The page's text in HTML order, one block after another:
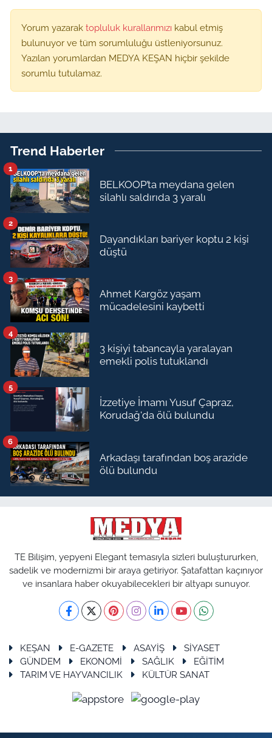
Yorum yazarak topluluk kurallarımızı kabul etmiş
bulunuyor ve tüm sorumluluğu üstleniyorsunuz.
Yazılan yorumlardan MEDYA KEŞAN hiçbir şekilde
sorumlu tutulamaz.
Trend Haberler
BELKOOP’ta meydana gelen
silahlı saldırıda 3 yaralı
1
Dayandıkları bariyer koptu 2 kişi
düştü
2
Ahmet Kargöz yaşam
mücadelesini kaybetti
3
3 kişiyi tabancayla yaralayan
emekli polis tutuklandı
4
İzzetiye İmamı Yusuf Çapraz,
Korudağ'da ölü bulundu
5
Arkadaşı tarafından boş arazide
ölü bulundu
6
TE Bilişim, yepyeni Elegant temasıyla sizleri buluştururken,
sadelik ve modernizmi bir araya getiriyor. Şatafattan kaçınıyor
ve insanlara haber okuyabilecekleri bir altyapı sunuyor.
KEŞAN E-GAZETE ASAYİŞ
SİYASET
GÜNDEM
EKONOMİ SAĞLIK
EĞİTİM
TARIM VE HAYVANCILIK
KÜLTÜR SANAT